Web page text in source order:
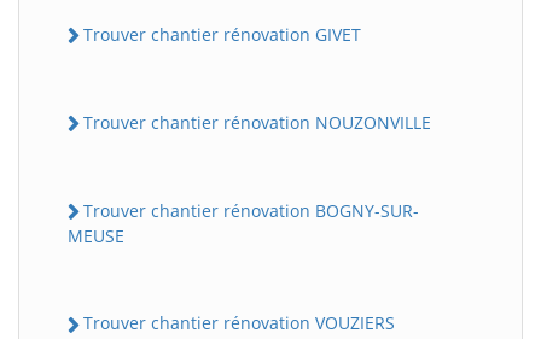
Trouver chantier rénovation GIVET
Trouver chantier rénovation NOUZONVILLE
Trouver chantier rénovation BOGNY-SUR-
MEUSE
Trouver chantier rénovation VOUZIERS